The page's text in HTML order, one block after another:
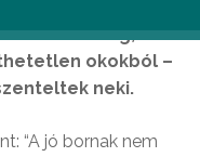
marketing, a
okokból –
neki.
“A jó bornak nem